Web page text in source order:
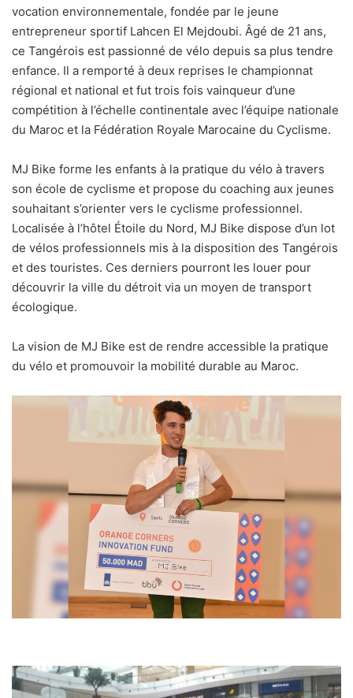
vocation environnementale, fondée par le jeune
entrepreneur sportif Lahcen El Mejdoubi. Âgé de 21 ans,
ce Tangérois est passionné de vélo depuis sa plus tendre
enfance. Il a remporté à deux reprises le championnat
régional et national et fut trois fois vainqueur d’une
compétition à l’échelle continentale avec l’équipe nationale
du Maroc et la Fédération Royale Marocaine du Cyclisme.
MJ Bike forme les enfants à la pratique du vélo à travers
son école de cyclisme et propose du coaching aux jeunes
souhaitant s’orienter vers le cyclisme professionnel.
Localisée à l’hôtel Étoile du Nord, MJ Bike dispose d’un lot
de vélos professionnels mis à la disposition des Tangérois
et des touristes. Ces derniers pourront les louer pour
découvrir la ville du détroit via un moyen de transport
écologique.
La vision de MJ Bike est de rendre accessible la pratique
du vélo et promouvoir la mobilité durable au Maroc.
Pâtisserie
: